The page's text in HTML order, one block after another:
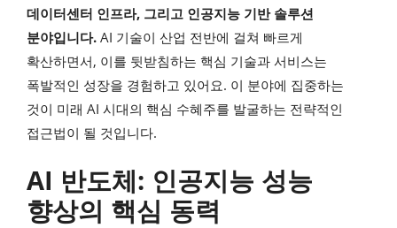
데이터센터 인프라, 그리고 인공지능 기반 솔루션
분야입니다. AI 기술이 산업 전반에 걸쳐 빠르게
확산하면서, 이를 뒷받침하는 핵심 기술과 서비스는
폭발적인 성장을 경험하고 있어요. 이 분야에 집중하는
것이 미래 AI 시대의 핵심 수혜주를 발굴하는 전략적인
접근법이 될 것입니다.
AI 반도체: 인공지능 성능
향상의 핵심 동력